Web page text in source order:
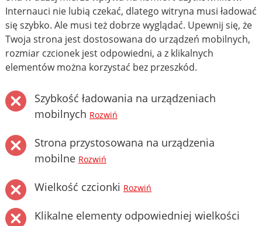
Internauci nie lubią czekać, dlatego witryna musi ładować
się szybko. Ale musi też dobrze wyglądać. Upewnij się, że
Twoja strona jest dostosowana do urządzeń mobilnych,
rozmiar czcionek jest odpowiedni, a z klikalnych
elementów można korzystać bez przeszkód.
Szybkość ładowania na urządzeniach
mobilnych Rozwiń
Strona przystosowana na urządzenia
mobilne Rozwiń
Wielkość czcionki Rozwiń
Klikalne elementy odpowiedniej wielkości